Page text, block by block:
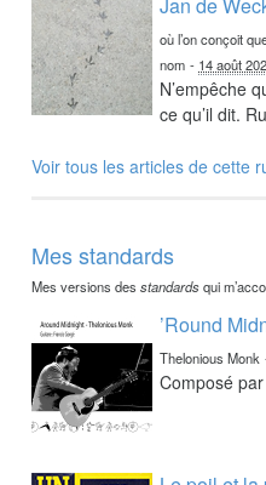
où l’on conçoit
nom - 14 août
N’empêche
ce qu’il dit.
Voir tous les articles de cette
Mes standards
Mes versions desstandardsqui
’Round
Thelonious Monk
Composé